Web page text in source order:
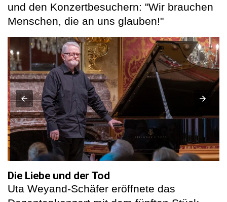
und den Konzertbesuchern: "Wir brauchen
Menschen, die an uns glauben!"
Die Liebe und der Tod
Uta Weyand-Schäfer eröffnete das